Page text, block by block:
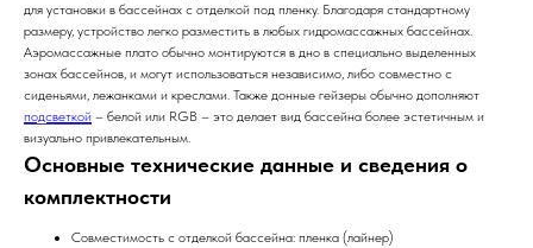
для установки в бассейнах с отделкой под пленку. Благодаря стандартному
размеру, устройство легко разместить в любых гидромассажных бассейнах.
Аэромассажные плато обычно монтируются в дно в специально выделенных
зонах бассейнов, и могут использоваться независимо, либо совместно с
сиденьями, лежанками и креслами. Также донные гейзеры обычно дополняют
подсветкой – белой или RGB – это делает вид бассейна более эстетичным и
визуально привлекательным.
Основные технические данные и сведения о
комплектности
Совместимость с отделкой бассейна: пленка (лайнер)